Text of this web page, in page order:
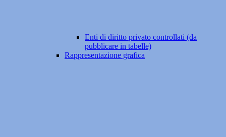
Enti di diritto privato controllati (da
pubblicare in tabelle)
Rappresentazione grafica